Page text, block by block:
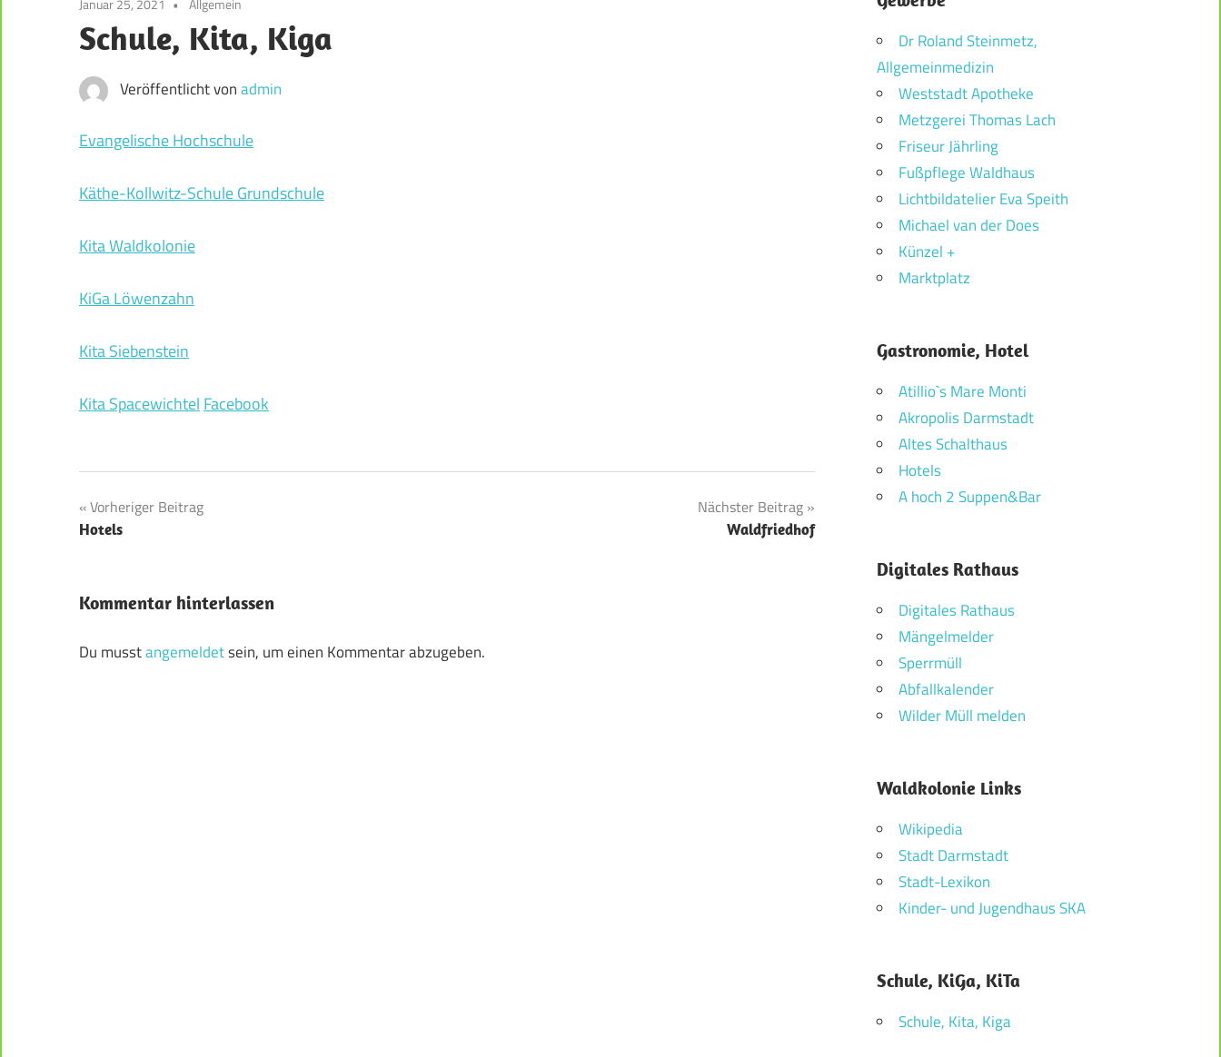
der
Weststadt
Darmstadt
Schule, Kita, Kiga
Veröffentlicht vonadmin
Evangelische Hochschule
Käthe-Kollwitz-Schule Grundschule
Kita Waldkolonie
KiGa Löwenzahn
Kita Siebenstein
Kita Spacewichtel Facebook
Beitragsnavigation
Vorheriger Beitrag
Hotels
Nächster Beitrag
Waldfriedhof
Kommentar hinterlassen
Du musstangemeldetsein, um einen Kommentar abzugeben.
Dr Roland Steinmetz,
Allgemeinmedizin
Weststadt Apotheke
Metzgerei Thomas Lach
Friseur Jährling
Fußpflege Waldhaus
Lichtbildatelier Eva Speith
Michael van der Does
Künzel +
Marktplatz
Gastronomie, Hotel
Atillio`s Mare Monti
Akropolis Darmstadt
Altes Schalthaus
Hotels
A hoch 2 Suppen&Bar
Digitales Rathaus
Digitales Rathaus
Mängelmelder
Sperrmüll
Abfallkalender
Wilder Müll melden
Waldkolonie Links
Wikipedia
Stadt Darmstadt
Stadt-Lexikon
Kinder- und Jugendhaus SKA
Schule, KiGa, KiTa
Schule, Kita, Kiga